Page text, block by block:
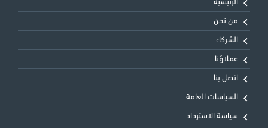
الرئيسية
من نحن
الشركاء
عملاؤنا
اتصل بنا
السياسات العامة
سياسة الاسترداد